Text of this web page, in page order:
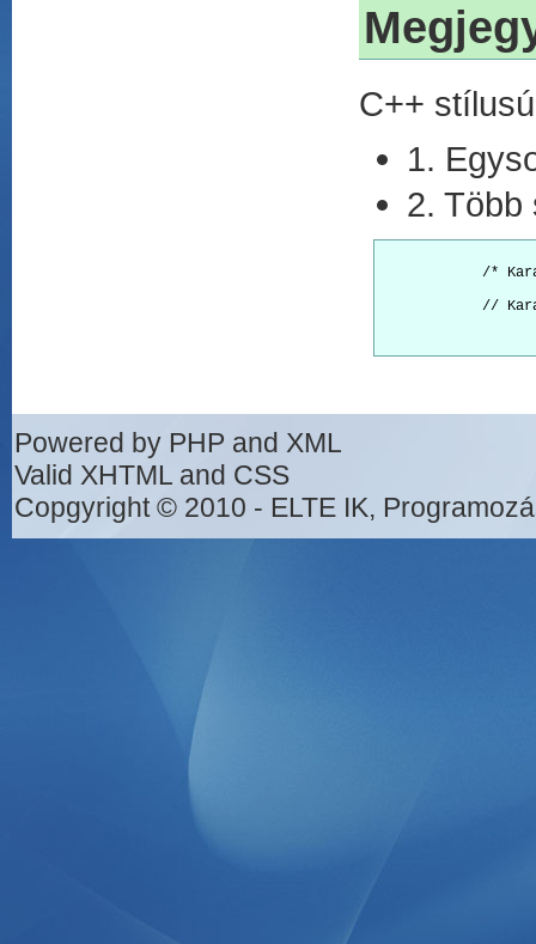
C++
1.
2. Több
/*
//
Powered by PHP and XML
Valid XHTML and CSS
Copgyright © 2010 - ELTE IK,